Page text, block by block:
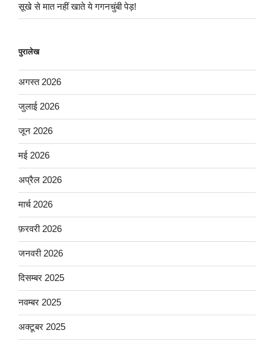
सूखे से मात नहीं खाते ये गगनचुंबी पेड़!
पुरालेख
अगस्त 2026
जुलाई 2026
जून 2026
मई 2026
अप्रैल 2026
मार्च 2026
फ़रवरी 2026
जनवरी 2026
दिसम्बर 2025
नवम्बर 2025
अक्टूबर 2025